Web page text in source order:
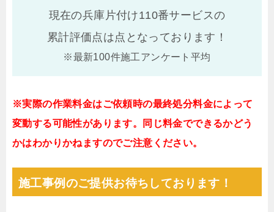
現在の兵庫片付け110番サービスの
累計評価点は点となっております！
※最新100件施工アンケート平均
※実際の作業料金はご依頼時の最終処分料金によって
変動する可能性があります。同じ料金でできるかどう
かはわかりかねますのでご注意ください。
施工事例のご提供お待ちしております！